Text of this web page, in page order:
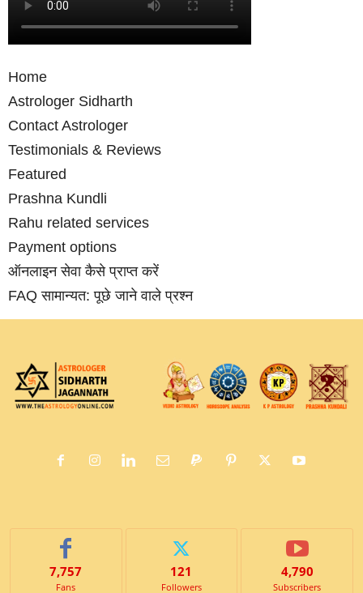
Home
Astrologer Sidharth
Contact Astrologer
Testimonials & Reviews
Featured
Prashna Kundli
Rahu related services
Payment options
ऑनलाइन सेवा कैसे प्राप्‍त करें
FAQ सामान्‍यत: पूछे जाने वाले प्रश्‍न
7,757
Fans
121
Followers
4,790
Subscribers